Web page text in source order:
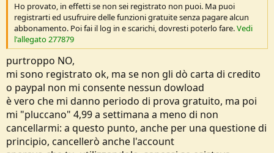
Ho provato, in effetti se non sei registrato non puoi. Ma puoi
registrarti ed usufruire delle funzioni gratuite senza pagare alcun
abbonamento. Poi fai il log in e scarichi, dovresti poterlo fare.Vedi
l'allegato 277879
purtroppo NO,
mi sono registrato ok, ma se non gli dò carta di credito
o paypal non mi consente nessun dowload
è vero che mi danno periodo di prova gratuito, ma poi
mi "pluccano" 4,99 a settimana a meno di non
cancellarmi: a questo punto, anche per una questione di
principio, cancellerò anche l'account